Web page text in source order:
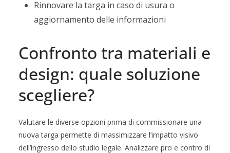
Rinnovare la targa in caso di usura o
aggiornamento delle informazioni
Confronto tra materiali e
design: quale soluzione
scegliere?
Valutare le diverse opzioni prima di commissionare una
nuova targa permette di massimizzare l’impatto visivo
dell’ingresso dello studio legale. Analizzare pro e contro di